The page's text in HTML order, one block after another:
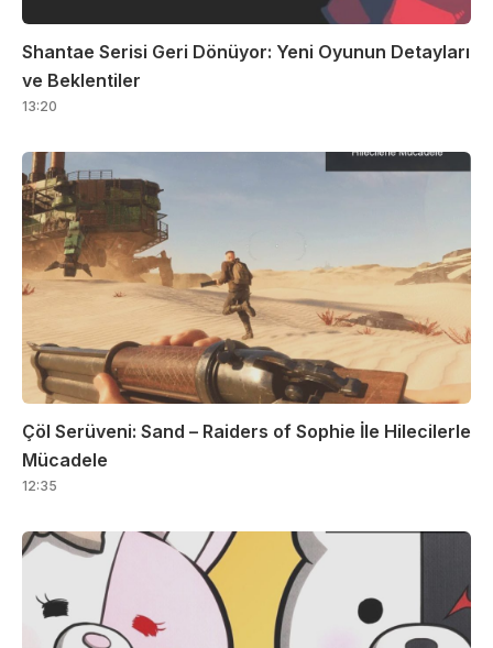
Shantae Serisi Geri Dönüyor: Yeni Oyunun Detayları
ve Beklentiler
13:20
Çöl Serüveni: Sand – Raiders of Sophie İle Hilecilerle
Mücadele
12:35